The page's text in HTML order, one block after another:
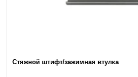
Стяжной штифт/зажимная втулка